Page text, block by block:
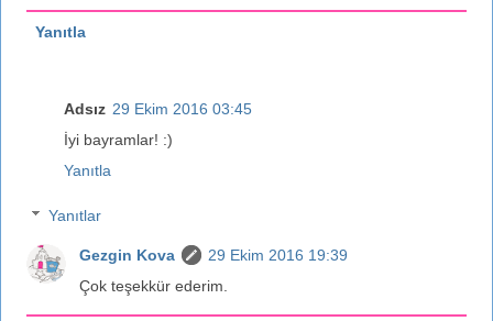
Yanıtla
Adsız 29 Ekim 2016 03:45
İyi bayramlar! :)
Yanıtla
Yanıtlar
Gezgin Kova
29 Ekim 2016 19:39
Çok teşekkür ederim.